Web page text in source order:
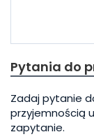
Pytania do
Zadaj pytanie
przyjemnością
zapytanie.